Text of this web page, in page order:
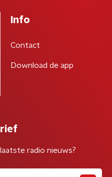
Info
Contact
Download de app
radio nieuws?